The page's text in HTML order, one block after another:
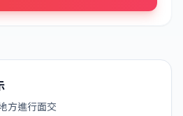
方進行面交